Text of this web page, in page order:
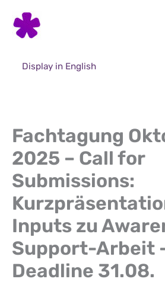
content
Display in English
Fachtagung
2025 – Call for
Submissions:
Inputs zu
Support-Arbeit
Deadline 31.08.